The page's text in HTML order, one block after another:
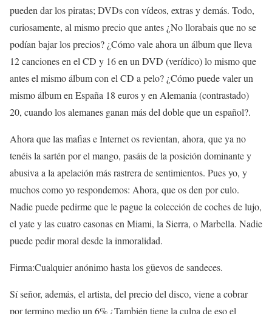
pueden dar los piratas; DVDs con vídeos, extras y demás. Todo,
curiosamente, al mismo precio que antes ¿No llorabais que no se
podían bajar los precios? ¿Cómo vale ahora un álbum que lleva
12 canciones en el CD y 16 en un DVD (verídico) lo mismo que
antes el mismo álbum con el CD a pelo? ¿Cómo puede valer un
mismo álbum en España 18 euros y en Alemania (contrastado)
20, cuando los alemanes ganan más del doble que un español?.
Ahora que las mafias e Internet os revientan, ahora, que ya no
tenéis la sartén por el mango, pasáis de la posición dominante y
abusiva a la apelación más rastrera de sentimientos. Pues yo, y
muchos como yo respondemos: Ahora, que os den por culo.
Nadie puede pedirme que le pague la colección de coches de lujo,
el yate y las cuatro casonas en Miami, la Sierra, o Marbella. Nadie
puede pedir moral desde la inmoralidad.
Firma:Cualquier anónimo hasta los güevos de sandeces.
Sí señor, además, el artista, del precio del disco, viene a cobrar
por termino medio un 6% ¿También tiene la culpa de eso el